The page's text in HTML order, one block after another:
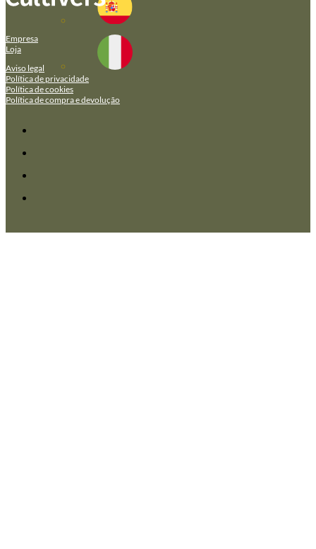
Empresa
Loja
Aviso legal
Política de privacidade
Política de cookies
Política de compra e devolução